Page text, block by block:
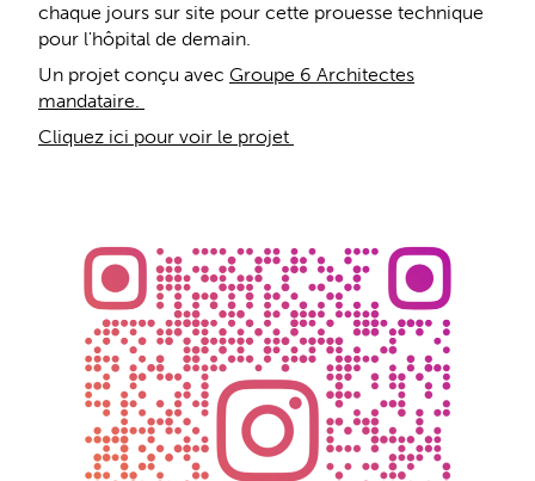
chaque jours sur site pour cette prouesse technique
pour l'hôpital de demain.
Un projet conçu avec Groupe 6 Architectes
mandataire.
Cliquez ici pour voir le projet